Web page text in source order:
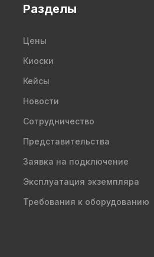
Разделы
Цены
Киоски
Кейсы
Новости
Сотрудничество
Представительства
Заявка на подключение
Эксплуатация экземпляра
Требования к оборудованию